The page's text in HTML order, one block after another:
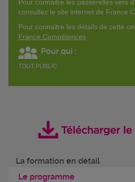
Pour connaitre les passerelles vers
consultez le site internet de France
Pour connaitre les détails de cette
France Compétences
Pour qui :
TOUT PUBLIC
La formation en détail
Le programme